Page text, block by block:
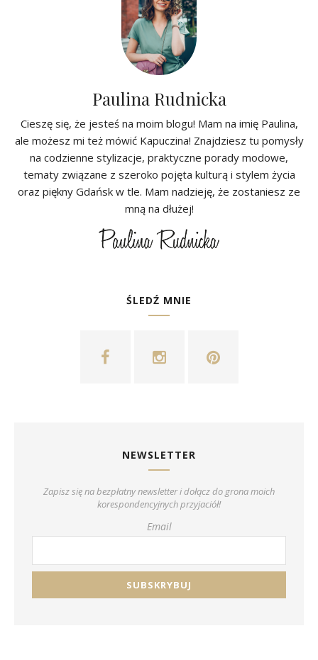
Paulina Rudnicka
Cieszę się, że jesteś na moim blogu! Mam na imię Paulina,
ale możesz mi też mówić Kapuczina! Znajdziesz tu pomysły
na codzienne stylizacje, praktyczne porady modowe,
tematy związane z szeroko pojęta kulturą i stylem życia
oraz piękny Gdańsk w tle. Mam nadzieję, że zostaniesz ze
mną na dłużej!
ŚLEDŹ MNIE
NEWSLETTER
Zapisz się na bezpłatny newsletter i dołącz do grona moich
korespondencyjnych przyjaciół!
Email